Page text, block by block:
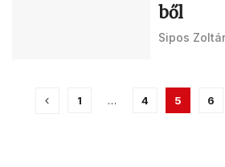
ből
Sipos
1 … 4 5 6